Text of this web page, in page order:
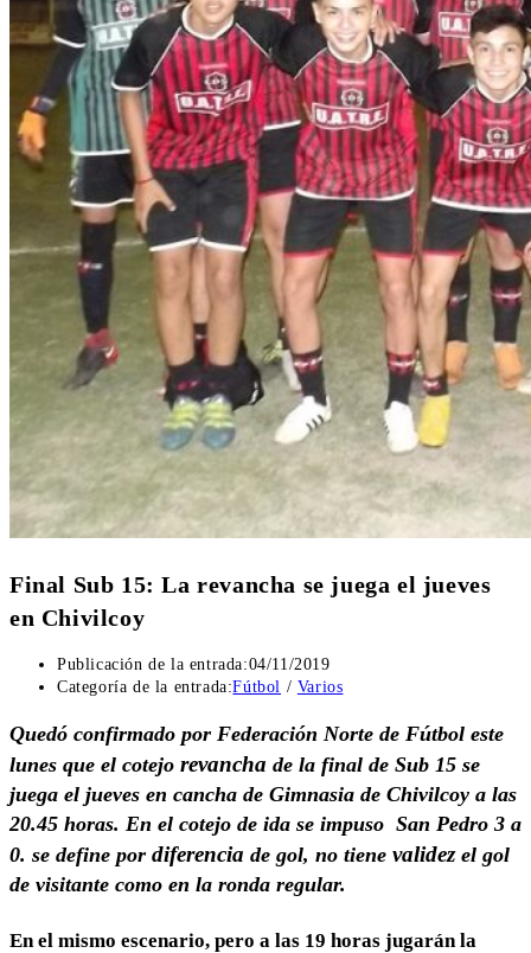
Final Sub 15: La revancha se juega el jueves
en Chivilcoy
Publicación de la entrada:04/11/2019
Categoría de la entrada:Fútbol / Varios
Quedó confirmado por Federación Norte de Fútbol este
lunes que el cotejo revancha de la final de Sub 15 se
juega el jueves en cancha de Gimnasia de Chivilcoy a las
20.45 horas. En el cotejo de ida se impuso San Pedro 3 a
0. se define por diferencia de gol, no tiene validezel gol
de visitante como en la ronda regular.
En el mismo escenario, pero a las 19 horas jugarán la